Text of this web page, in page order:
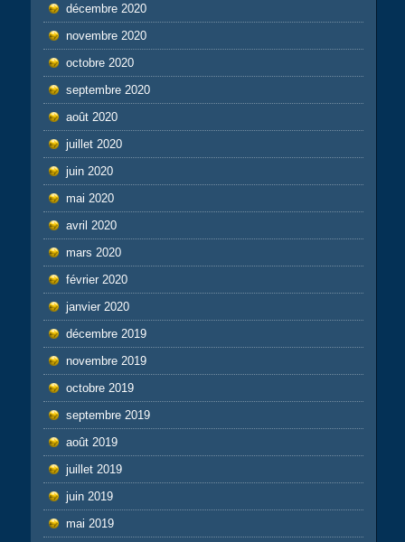
décembre 2020
novembre 2020
octobre 2020
septembre 2020
août 2020
juillet 2020
juin 2020
mai 2020
avril 2020
mars 2020
février 2020
janvier 2020
décembre 2019
novembre 2019
octobre 2019
septembre 2019
août 2019
juillet 2019
juin 2019
mai 2019